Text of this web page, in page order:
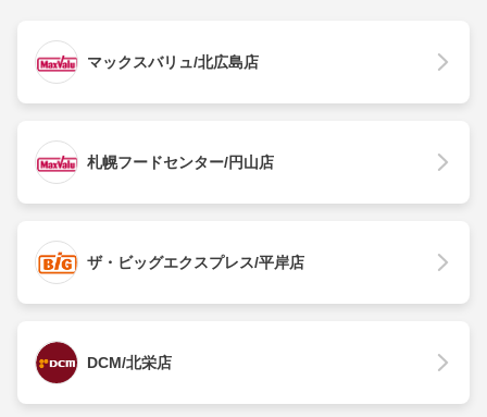
マックスバリュ/北広島店
札幌フードセンター/円山店
ザ・ビッグエクスプレス/平岸店
DCM/北栄店